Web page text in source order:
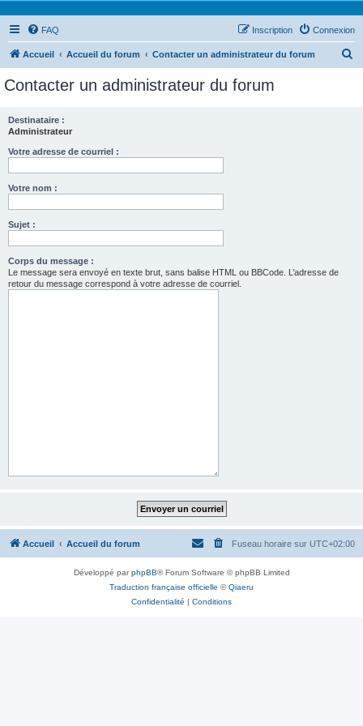
FAQ Connexion
Inscription
Accueil Accueil du forum Contacter un administrateur du forum
Contacter un administrateur du forum
Destinataire :
Administrateur
Votre adresse de courriel :
Votre nom :
Sujet :
Corps du message :
Le message sera envoyé en texte brut, sans balise HTML ou BBCode. L’adresse de
retour du message correspond à votre adresse de courriel.
Accueil Accueil du forum Fuseau horaire sur UTC+02:00
Développé parphpBB® Forum Software © phpBB Limited
Traduction française officielle ©Qiaeru
Confidentialité | Conditions